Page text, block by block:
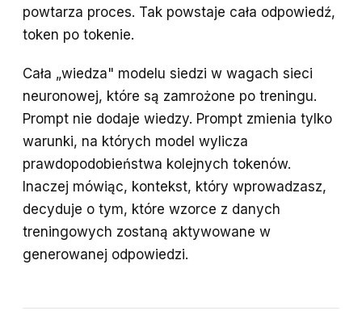
powtarza proces. Tak powstaje cała odpowiedź,
token po tokenie.
Cała „wiedza" modelu siedzi w wagach sieci
neuronowej, które są zamrożone po treningu.
Prompt nie dodaje wiedzy. Prompt zmienia tylko
warunki, na których model wylicza
prawdopodobieństwa kolejnych tokenów.
Inaczej mówiąc, kontekst, który wprowadzasz,
decyduje o tym, które wzorce z danych
treningowych zostaną aktywowane w
generowanej odpowiedzi.